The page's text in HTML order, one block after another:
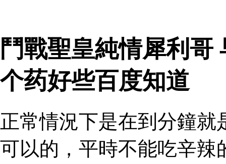
鬥戰聖皇純情犀利哥
个药好些百度知道
正常情況下是在到分鐘
可以的，平時不能吃辛辣